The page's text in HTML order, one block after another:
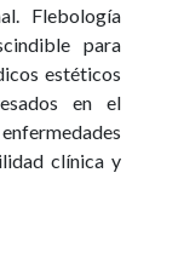
Flebología
para
estéticos
en el
clínica y